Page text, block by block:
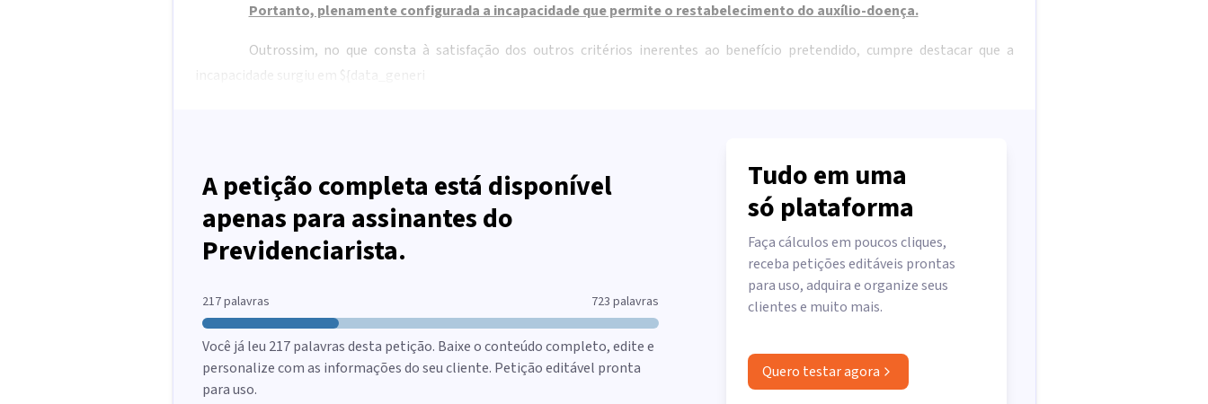
Portanto, plenamente configurada a incapacidade que permite o restabelecimento do auxílio-doença.
Outrossim, no que consta à satisfação dos outros critérios inerentes ao benefício pretendido, cumpre destacar que a
incapacidade surgiu em
${data_generi
A petição completa está disponível
apenas para assinantes do
Previdenciarista.
217palavras 723 palavras
Você já leu 217palavras desta petição. Baixe o conteúdo completo, edite e
personalize com as informações do seu cliente. Petição editável pronta
para uso.
Tudo em uma
só plataforma
Faça cálculos em poucos cliques,
receba petições editáveis prontas
para uso, adquira e organize seus
clientes e muito mais.
Quero testar agora